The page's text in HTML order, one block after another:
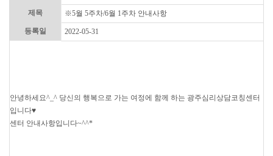
제목 ※5월 5주차/6월 1주차 안내사항
등록일 2022-05-31
안녕하세요^_^ 당신의 행복으로 가는 여정에 함께 하는 광주심리상담코칭센터
입니다♥
센터 안내사항입니다~^^*